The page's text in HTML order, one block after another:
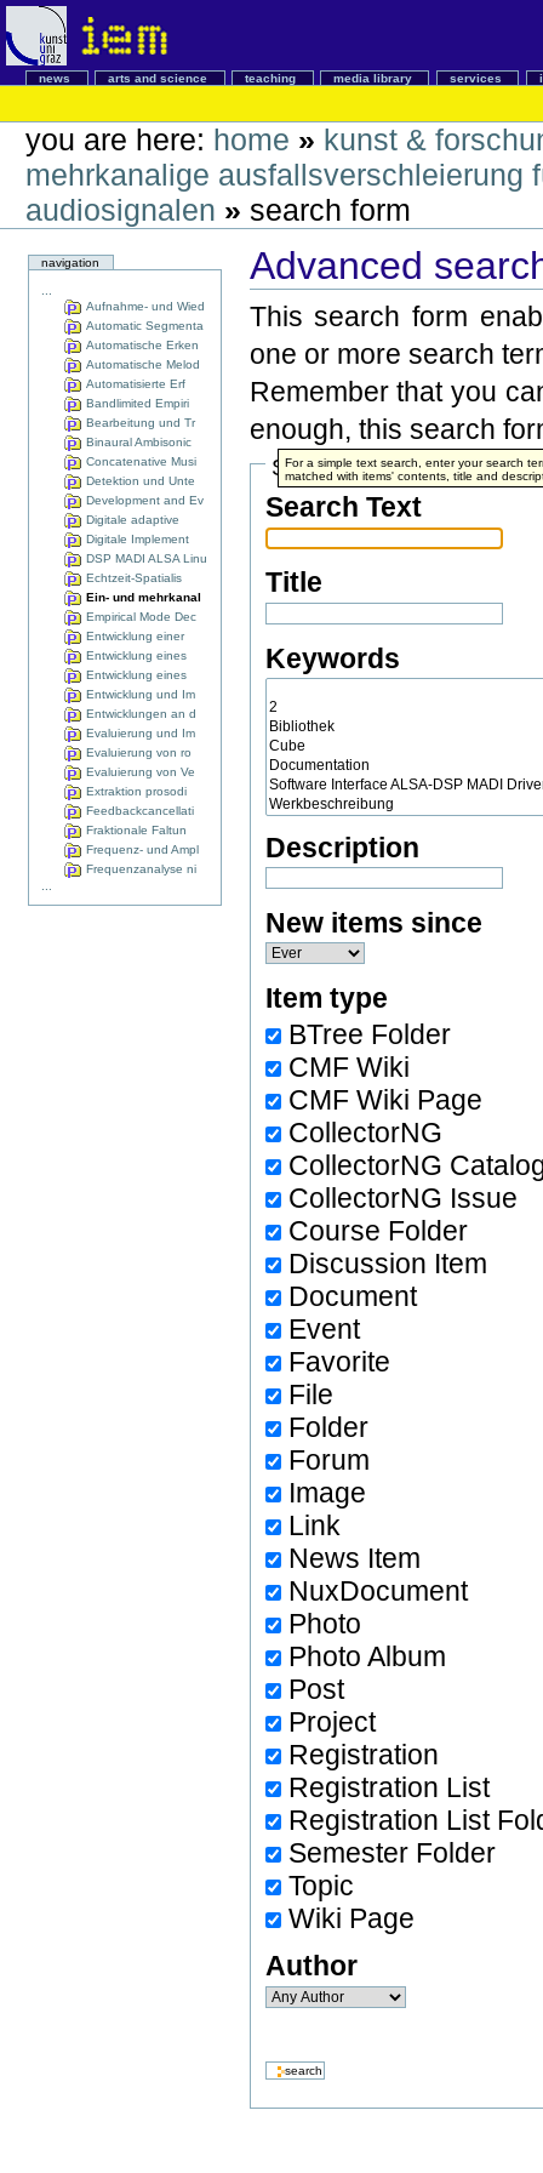
news arts and science teaching media library services
you are here: home » kunst &
mehrkanalige ausfallsverschleierung
audiosignalen » search form
navigation
Aufnahme- und Wied
Automatic Segmenta
Automatische Erken
Automatische Melod
Automatisierte Erf
Bandlimited Empiri
Bearbeitung und Tr
Binaural Ambisonic
Concatenative Musi
Detektion und Unte
Development and Ev
Digitale adaptive
Digitale Implement
DSP MADI ALSA Linu
Echtzeit-Spatialis
Ein- und mehrkanal
Empirical Mode Dec
Entwicklung einer
Entwicklung eines
Entwicklung eines
Entwicklung und Im
Entwicklungen an d
Evaluierung und Im
Evaluierung von ro
Evaluierung von Ve
Extraktion prosodi
Feedbackcancellati
Fraktionale Faltun
Frequenz- und Ampl
Frequenzanalyse ni
Advanced
This search form
one or more search
Remember that you
enough, this search
Search Terms
Search Text
For a simple text search, enter your search
matched with items' contents, title and
Title
Keywords
Description
New items since
Item type
BTree Folder
CMF Wiki
CMF Wiki Page
CollectorNG
CollectorNG
CollectorNG Issue
Course Folder
Discussion Item
Document
Event
Favorite
File
Folder
Forum
Image
Link
News Item
NuxDocument
Photo
Photo Album
Post
Project
Registration
Registration List
Registration List
Semester Folder
Topic
Wiki Page
Author